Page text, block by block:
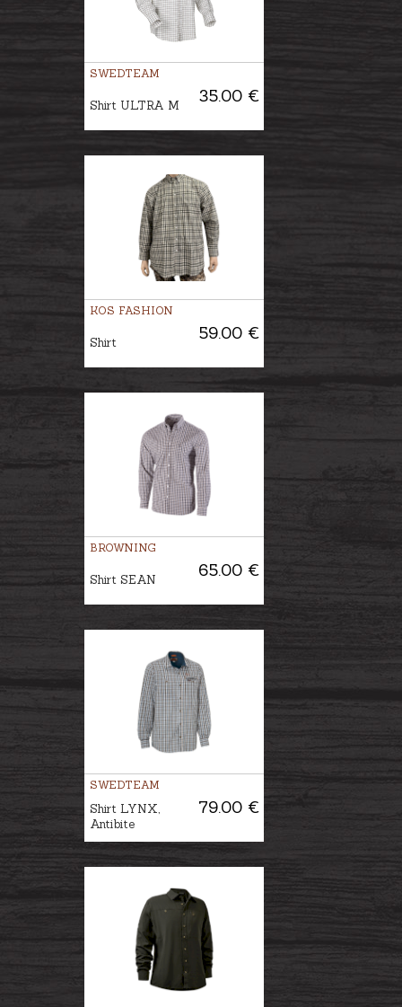
SWEDTEAM
35.00 €
Shirt ULTRA M
KOS FASHION
59.00 €
Shirt
BROWNING
65.00 €
Shirt SEAN
SWEDTEAM
79.00 €
Shirt LYNX,
Antibite